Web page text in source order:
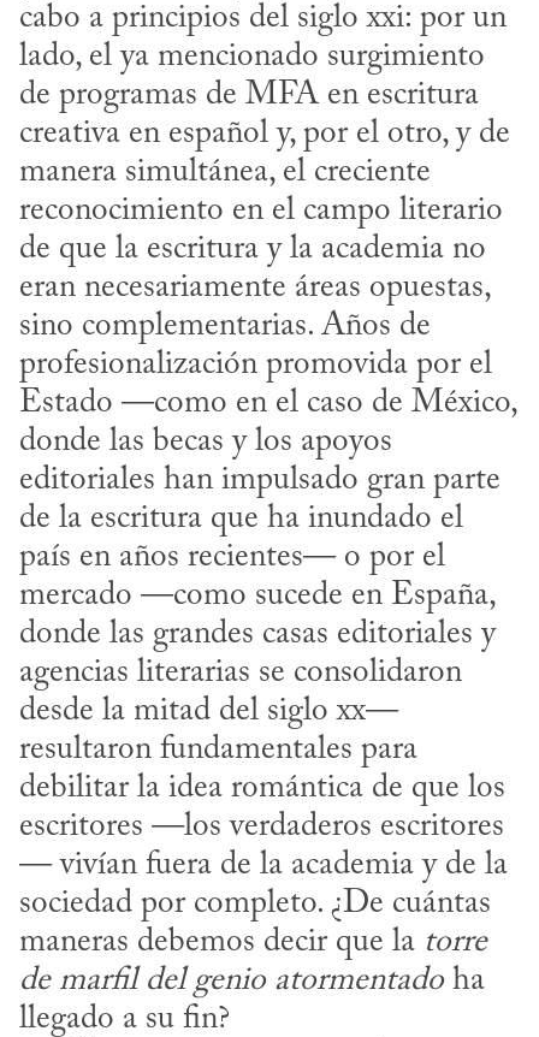
cabo a principios del siglo xxi: por un
lado, el ya mencionado surgimiento
de programas de MFA en escritura
creativa en español y, por el otro, y de
manera simultánea, el creciente
reconocimiento en el campo literario
de que la escritura y la academia no
eran necesariamente áreas opuestas,
sino complementarias. Años de
profesionalización promovida por el
Estado —como en el caso de México,
donde las becas y los apoyos
editoriales han impulsado gran parte
de la escritura que ha inundado el
país en años recientes— o por el
mercado —como sucede en España,
donde las grandes casas editoriales y
agencias literarias se consolidaron
desde la mitad del siglo xx—
resultaron fundamentales para
debilitar la idea romántica de que los
escritores —los verdaderos escritores
— vivían fuera de la academia y de la
sociedad por completo. ¿De cuántas
maneras debemos decir que la torre
de marfil del genio atormentado ha
llegado a su fin?